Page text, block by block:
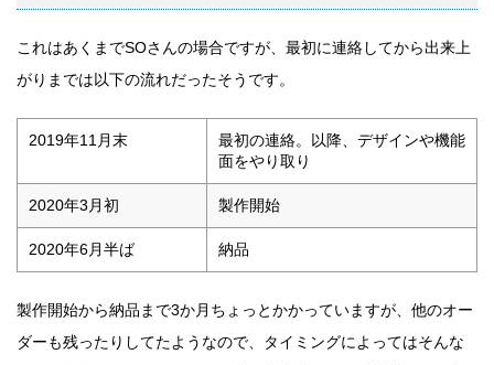
これはあくまでSOさんの場合ですが、最初に連絡してから出来上
がりまでは以下の流れだったそうです。
2019年11月末
最初の連絡。以降、デザインや機能
面をやり取り
2020年3月初 製作開始
2020年6月半ば 納品
製作開始から納品まで3か月ちょっとかかっていますが、他のオー
ダーも残ったりしてたようなので、タイミングによってはそんな